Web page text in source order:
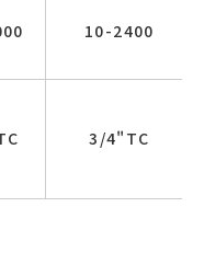
10-2400
3/4"TC